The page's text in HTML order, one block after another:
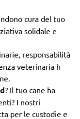
cura del tuo
solidale e
responsabilità
veterinaria h
? Il tuo cane ha
I nostri
per le custodie e